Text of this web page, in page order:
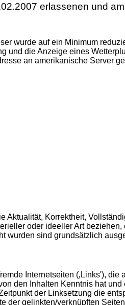
erlassenen und
Aktualität, Korrektheit,
oder ideeller Art
wurden sind grundsätzlich
Internetseiten (‚Links'),
den Inhalten Kenntnis hat
der Linksetzung die
der gelinkten/verknüpften
wurde auf ein Minimum
und die Anzeige eines
an amerikanische Server